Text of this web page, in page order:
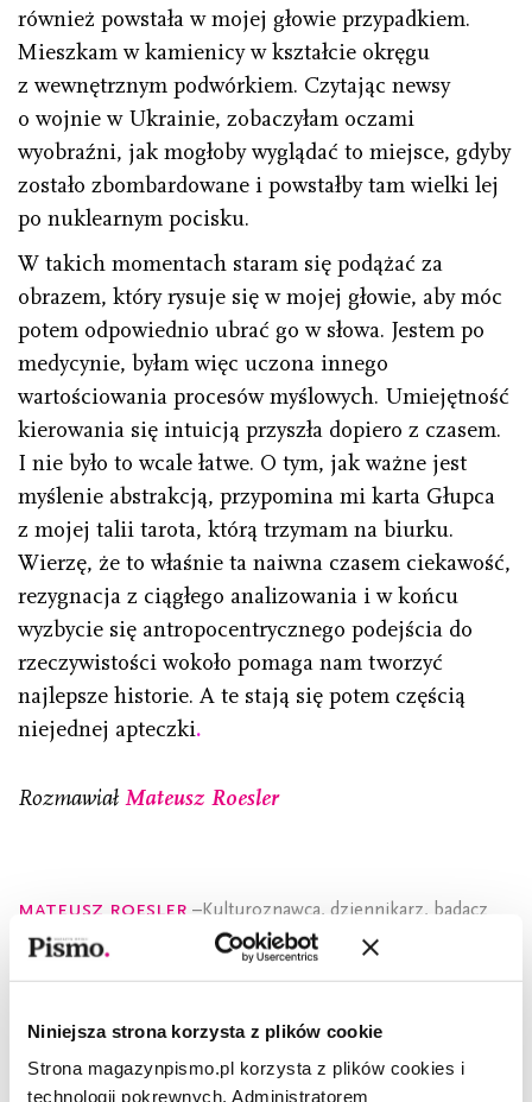
Niniejsza strona korzysta z plików cookie
Strona magazynpismo.pl korzysta z plików cookies i
technologii pokrewnych. Administratorem
również powstała w mojej głowie przypadkiem.
Mieszkam w kamienicy w kształcie okręgu
z wewnętrznym podwórkiem. Czytając newsy
o wojnie w Ukrainie, zobaczyłam oczami
wyobraźni, jak mogłoby wyglądać to miejsce, gdyby
zostało zbombardowane i powstałby tam wielki lej
po nuklearnym pocisku.
W takich momentach staram się podążać za
obrazem, który rysuje się w mojej głowie, aby móc
potem odpowiednio ubrać go w słowa. Jestem po
medycynie, byłam więc uczona innego
wartościowania procesów myślowych. Umiejętność
kierowania się intuicją przyszła dopiero z czasem.
I nie było to wcale łatwe. O tym, jak ważne jest
myślenie abstrakcją, przypomina mi karta Głupca
z mojej talii tarota, którą trzymam na biurku.
Wierzę, że to właśnie ta naiwna czasem ciekawość,
rezygnacja z ciągłego analizowania i w końcu
wyzbycie się antropocentrycznego podejścia do
rzeczywistości wokoło pomaga nam tworzyć
najlepsze historie. A te stają się potem częścią
niejednej apteczki.
RozmawiałMateusz Roesler
Mateusz Roesler –Kulturoznawca, dziennikarz, badacz
komunikacji. Absolwent Gender Studies IBL PAN. W „Piśmie”
odpowiada za współprace strategiczne i koordynację
podcastuTrzaski i szmery. Wyznaje nauki humanistyczne.
Przygląda się sztuce współczesnej. Konsumuje popkulturę.
Nawiązał długofalowe partnerstwo z żółwiem Herbertem.